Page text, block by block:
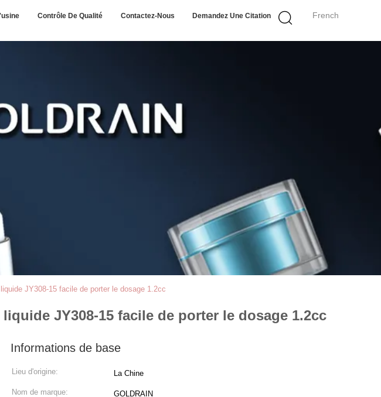
French
Contrôle De Qualité Contactez-Nous Demandez Une Citation
JY308-15 facile de porter le dosage 1.2cc
JY308-15 facile de porter le dosage 1.2cc
Informations de base
Lieu d'origine: La Chine
Nom de marque: GOLDRAIN